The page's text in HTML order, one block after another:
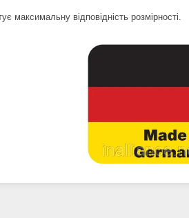
максимальну відповідність розмірності.